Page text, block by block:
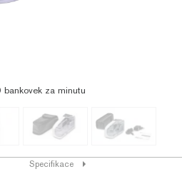
za minutu
Specifikace